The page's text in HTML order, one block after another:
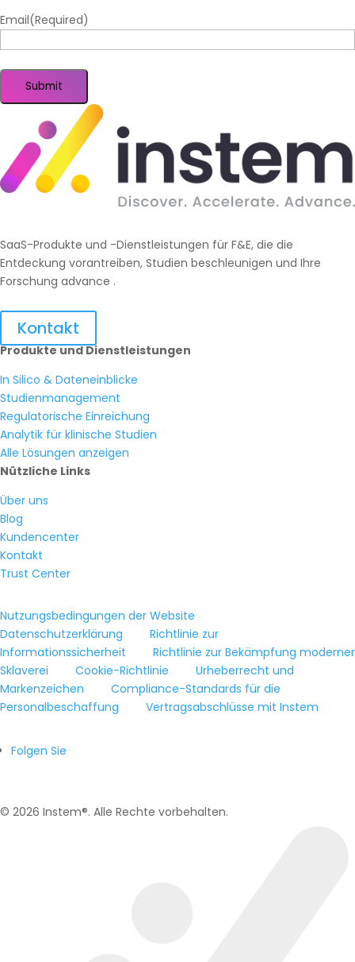
Email(Required)
Submit
SaaS-Produkte und -Dienstleistungen für F&E, die die
Entdeckung vorantreiben, Studien beschleunigen und Ihre
Forschung advance .
Kontakt
Produkte und Dienstleistungen
In Silico & Dateneinblicke
Studienmanagement
Regulatorische Einreichung
Analytik für klinische Studien
Alle Lösungen anzeigen
Nützliche Links
Über uns
Blog
Kundencenter
Kontakt
Trust Center
Nutzungsbedingungen der Website
Datenschutzerklärung
Richtlinie zur
Informationssicherheit
Richtlinie zur Bekämpfung moderner
Sklaverei
Cookie-Richtlinie
Urheberrecht und
Markenzeichen
Compliance-Standards für die
Personalbeschaffung
Vertragsabschlüsse mit Instem
Folgen Sie
© 2026 Instem®. Alle Rechte vorbehalten.